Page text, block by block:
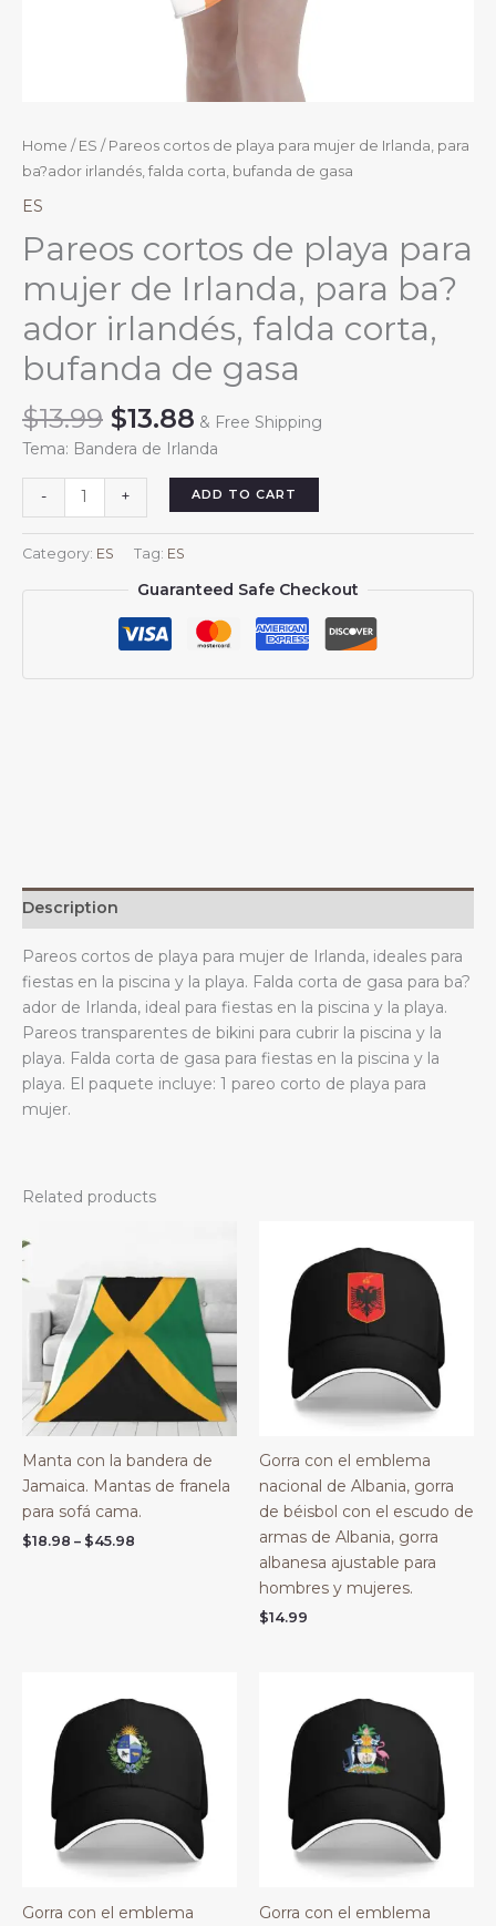
Home / ES / Pareos cortos de playa para mujer de Irlanda, para
ba?ador irlandés, falda corta, bufanda de gasa
ES
Pareos cortos de playa para
mujer de Irlanda, para ba?
ador irlandés, falda corta,
bufanda de gasa
$13.99 Original
price
$13.99.
$13.88 Current
price
$13.88.
& Free Shipping
Tema: Bandera de Irlanda
-
cortos
de
playa
para
gasa
quantity
+ ADD TO CART
Category: ES Tag: ES
Guaranteed Safe Checkout
Description
Pareos cortos de playa para mujer de Irlanda, ideales para
fiestas en la piscina y la playa. Falda corta de gasa para ba?
ador de Irlanda, ideal para fiestas en la piscina y la playa.
Pareos transparentes de bikini para cubrir la piscina y la
playa. Falda corta de gasa para fiestas en la piscina y la
playa. El paquete incluye: 1 pareo corto de playa para
mujer.
Related products
Manta con la bandera de
Jamaica. Mantas de franela
para sofá cama.
$18.98 – $45.98
Gorra con el emblema
nacional de Albania, gorra
de béisbol con el escudo de
armas de Albania, gorra
albanesa ajustable para
hombres y mujeres.
$14.99
Gorra con el emblema
Gorra con el emblema